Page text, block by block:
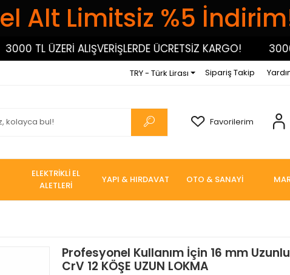
Alt Limitsiz %5
TL ÜZERİ ALIŞVERİŞLERDE ÜCRETSİZ KARGO! 3000 TL
TRY - Türk Lirası Sipariş Takip
Favorilerim
ELEKTRİKLİ EL
ALETLERİ
YAPI & HIRDAVAT OTO & SANAYİ
Profesyonel Kullanım İçin 16 mm
CrV 12 KÖŞE UZUN LOKMA